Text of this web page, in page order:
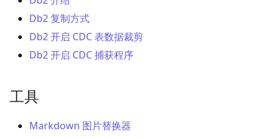
Db2 复制方式
Db2 开启 CDC 表数据裁剪
Db2 开启 CDC 捕获程序
工具
Markdown 图片替换器